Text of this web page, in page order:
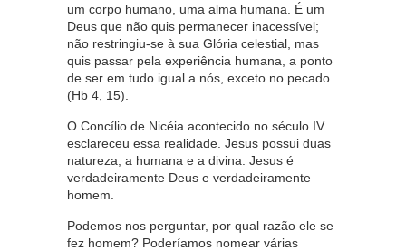
um corpo humano, uma alma humana. É um
Deus que não quis permanecer inacessível;
não restringiu-se à sua Glória celestial, mas
quis passar pela experiência humana, a ponto
de ser em tudo igual a nós, exceto no pecado
(Hb 4, 15).
O Concílio de Nicéia acontecido no século IV
esclareceu essa realidade. Jesus possui duas
natureza, a humana e a divina. Jesus é
verdadeiramente Deus e verdadeiramente
homem.
Podemos nos perguntar, por qual razão ele se
fez homem? Poderíamos nomear várias